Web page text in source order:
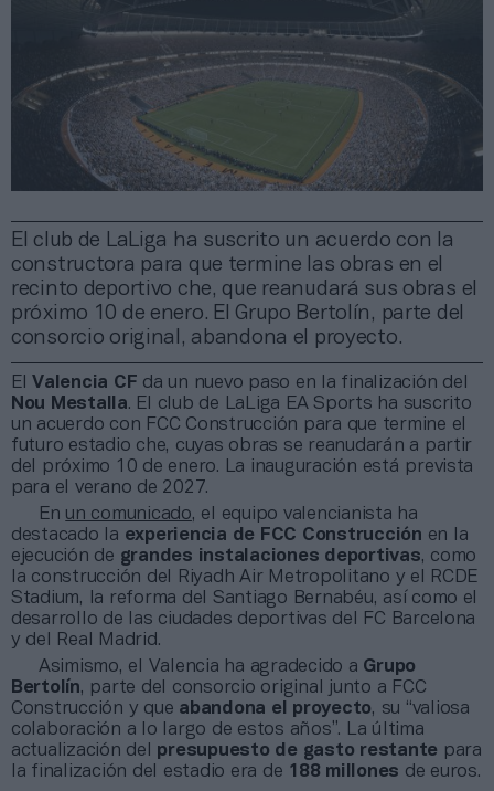
El club de LaLiga ha suscrito un acuerdo con la
constructora para que termine las obras en el
recinto deportivo che, que reanudará sus obras el
próximo 10 de enero. El Grupo Bertolín, parte del
consorcio original, abandona el proyecto.
El Valencia CF da un nuevo paso en la finalización del
Nou Mestalla. El club de LaLiga EA Sports ha suscrito
un acuerdo con FCC Construcción para que termine el
futuro estadio che, cuyas obras se reanudarán a partir
del próximo 10 de enero. La inauguración está prevista
para el verano de 2027.
En un comunicado, el equipo valencianista ha
destacado la experiencia de FCC Construcción en la
ejecución de grandes instalaciones deportivas, como
la construcción del Riyadh Air Metropolitano y el RCDE
Stadium, la reforma del Santiago Bernabéu, así como el
desarrollo de las ciudades deportivas del FC Barcelona
y del Real Madrid.
Asimismo, el Valencia ha agradecido a Grupo
Bertolín, parte del consorcio original junto a FCC
Construcción y que abandona el proyecto, su “valiosa
colaboración a lo largo de estos años”. La última
actualización del presupuesto de gasto restante para
la finalización del estadio era de 188 millones de euros.